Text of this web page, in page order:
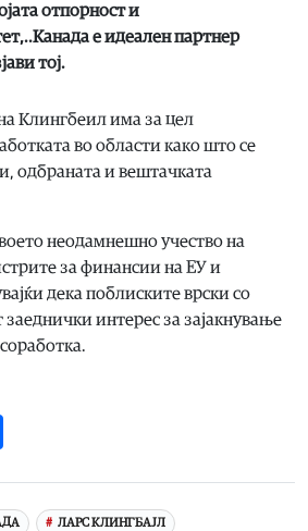
отпорност и
е идеален партнер
тој.
Клингбеил има за цел
во области како што се
одбраната и вештачката
неодамнешно учество на
за финансии на ЕУ и
дека поблиските врски со
заеднички интерес за зајакнување
ЛАРС КЛИНГБAJЛ